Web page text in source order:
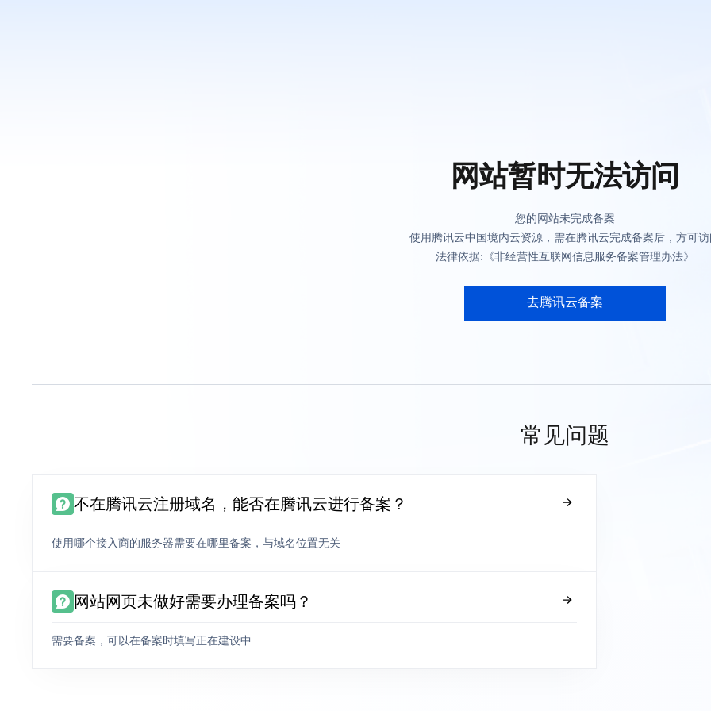
网站暂时无法访问
您的网站未完成备案
使用腾讯云中国境内云资源，需在腾讯云完成备案后，方可
法律依据:《非经营性互联网信息服务备案管理办法》
去腾讯云备案
常见问题
不在腾讯云注册域名，能否在腾讯云进行备案？
使用哪个接入商的服务器需要在哪里备案，与域名位置无关
网站网页未做好需要办理备案吗？
需要备案，可以在备案时填写正在建设中